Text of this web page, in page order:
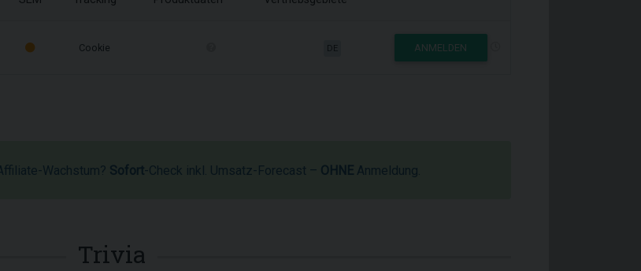
Cookie ANMELDEN
Wachstum? Sofort-Check inkl. Umsatz-Forecast – OHNE Anmeldung.
Trivia